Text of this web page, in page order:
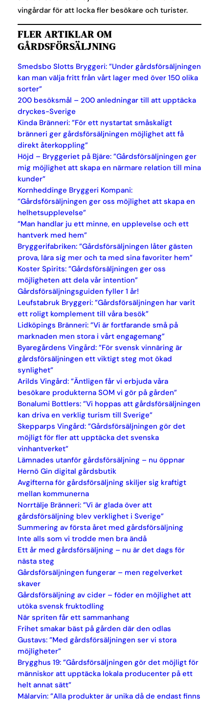
vingårdar för att locka fler besökare och turister.
FLER ARTIKLAR OM
GÅRDSFÖRSÄLJNING
Smedsbo Slotts Bryggeri: ”Under gårdsförsäljningen
kan man välja fritt från vårt lager med över 150 olika
sorter”
200 besöksmål – 200 anledningar till att upptäcka
dryckes-Sverige
Kinda Bränneri: ”För ett nystartat småskaligt
bränneri ger gårdsförsäljningen möjlighet att få
direkt återkoppling”
Höjd – Bryggeriet på Bjäre: ”Gårdsförsäljningen ger
mig möjlighet att skapa en närmare relation till mina
kunder”
Kornheddinge Bryggeri Kompani:
”Gårdsförsäljningen ger oss möjlighet att skapa en
helhetsupplevelse”
”Man handlar ju ett minne, en upplevelse och ett
hantverk med hem”
Bryggerifabriken: ”Gårdsförsäljningen låter gästen
prova, lära sig mer och ta med sina favoriter hem”
Koster Spirits: ”Gårdsförsäljningen ger oss
möjligheten att dela vår intention”
Gårdsförsäljningsguiden fyller 1 år!
Leufstabruk Bryggeri: ”Gårdsförsäljningen har varit
ett roligt komplement till våra besök”
Lidköpings Bränneri: ”Vi är fortfarande små på
marknaden men stora i vårt engagemang”
Byaregårdens Vingård: ”För svensk vinnäring är
gårdsförsäljningen ett viktigt steg mot ökad
synlighet”
Arilds Vingård: ”Äntligen får vi erbjuda våra
besökare produkterna SOM vi gör på gården”
Bonalumi Bottlers: ”Vi hoppas att gårdsförsäljningen
kan driva en verklig turism till Sverige”
Skepparps Vingård: ”Gårdsförsäljningen gör det
möjligt för fler att upptäcka det svenska
vinhantverket”
Lämnades utanför gårdsförsäljning – nu öppnar
Hernö Gin digital gårdsbutik
Avgifterna för gårdsförsäljning skiljer sig kraftigt
mellan kommunerna
Norrtälje Bränneri: ”Vi är glada över att
gårdsförsäljning blev verklighet i Sverige”
Summering av första året med gårdsförsäljning
Inte alls som vi trodde men bra ändå
Ett år med gårdsförsäljning – nu är det dags för
nästa steg
Gårdsförsäljningen fungerar – men regelverket
skaver
Gårdsförsäljning av cider – föder en möjlighet att
utöka svensk fruktodling
När spriten får ett sammanhang
Frihet smakar bäst på gården där den odlas
Gustavs: ”Med gårdsförsäljningen ser vi stora
möjligheter”
Brygghus 19: ”Gårdsförsäljningen gör det möjligt för
människor att upptäcka lokala producenter på ett
helt annat sätt”
Mälarvin: ”Alla produkter är unika då de endast finns